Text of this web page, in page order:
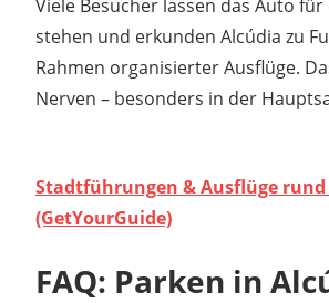
Viele Besucher lassen das Auto für
stehen und erkunden Alcúdia zu
Rahmen organisierter Ausflüge.
Nerven – besonders in der
Stadtführungen & Ausflüge
(GetYourGuide)
FAQ: Parken in